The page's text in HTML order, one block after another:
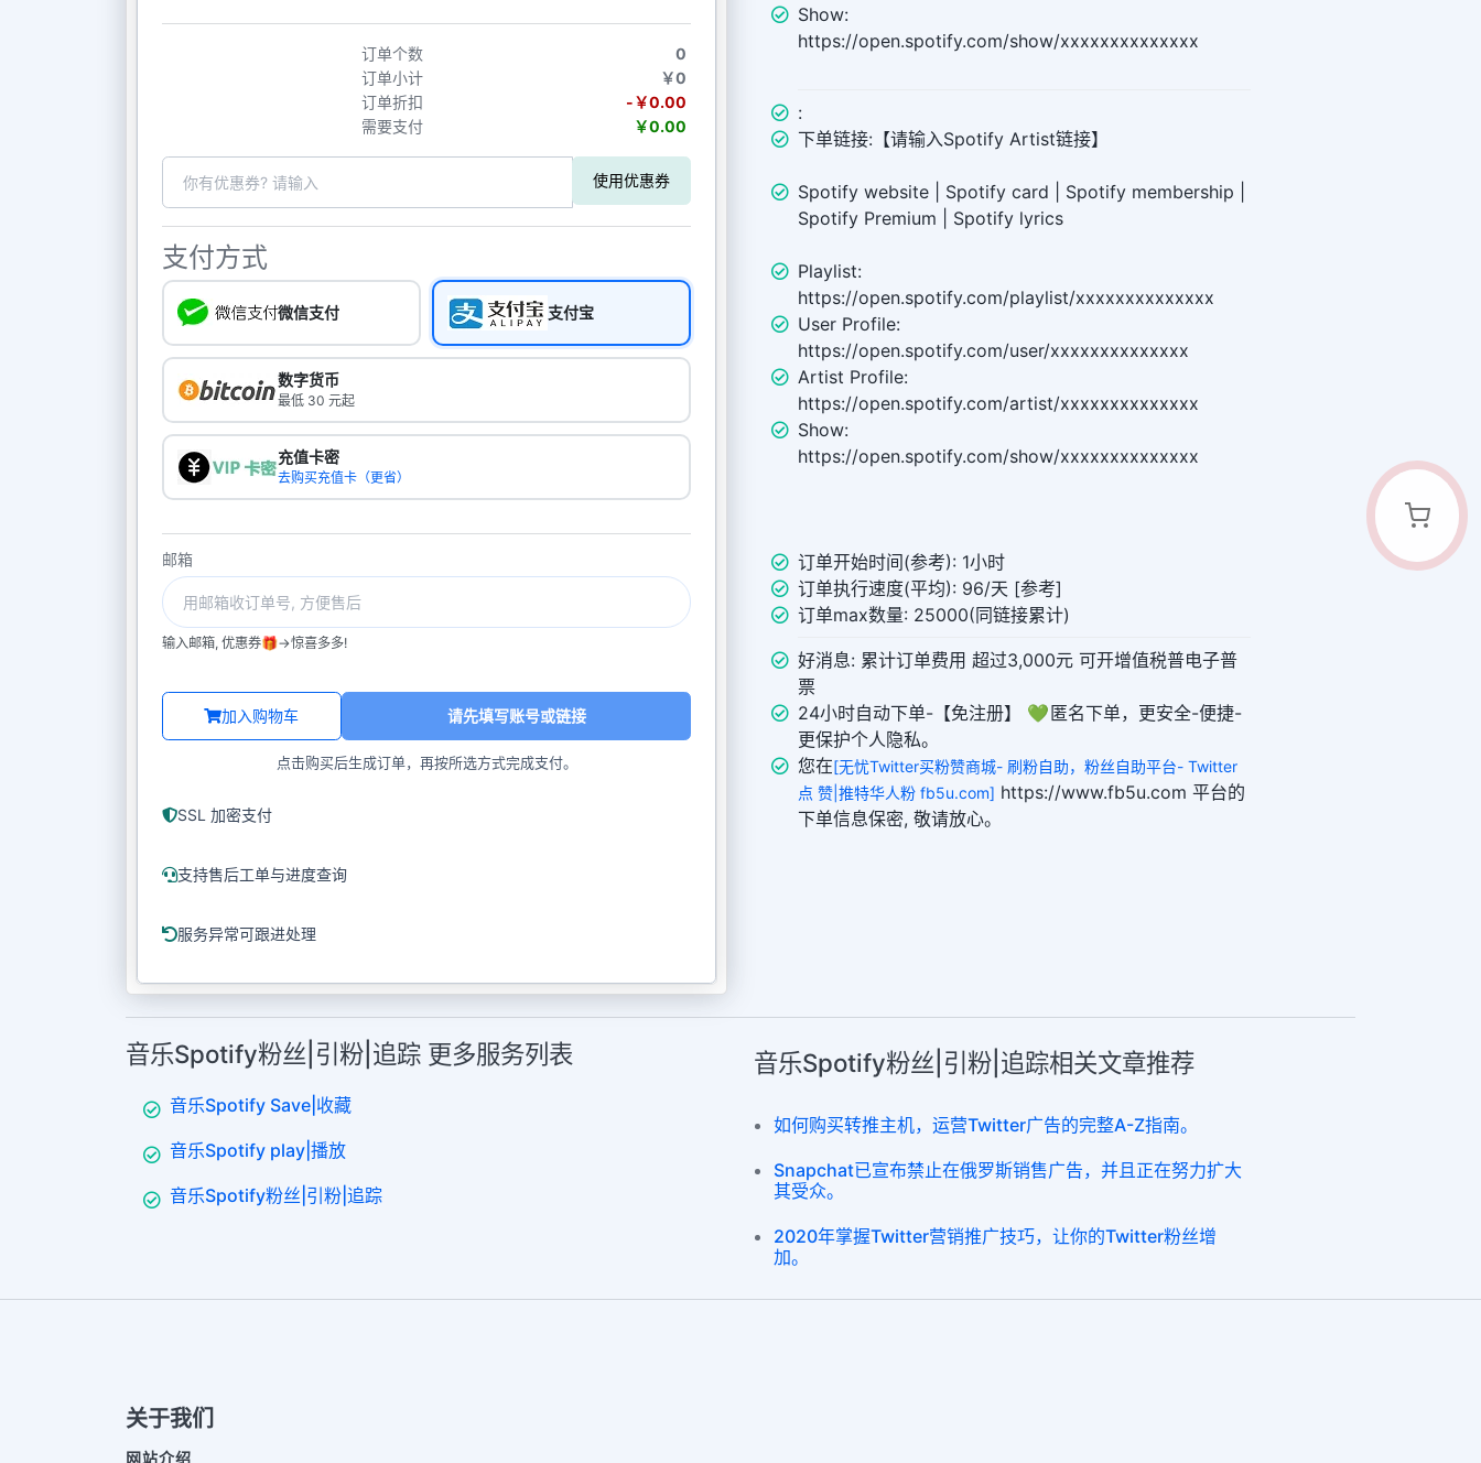
订单个数
0
订单小计
￥0
订单折扣
-￥0.00
需要支付
￥0.00
使用优惠券
支付方式
微信支付 支付宝
数字货币
最低 30 元起
充值卡密
去购买充值卡（更省）
邮箱
输入邮箱, 优惠券🎁->惊喜多多!
加入购物车 请先填写账号或链接
点击购买后生成订单，再按所选方式完成支付。
SSL 加密支付
支持售后工单与进度查询
服务异常可跟进处理
Show:
https://open.spotify.com/show/xxxxxxxxxxxxxx
:
下单链接:【请输入Spotify Artist链接】
Spotify website | Spotify card | Spotify membership |
Spotify Premium | Spotify lyrics
Playlist:
https://open.spotify.com/playlist/xxxxxxxxxxxxxx
User Profile:
https://open.spotify.com/user/xxxxxxxxxxxxxx
Artist Profile:
https://open.spotify.com/artist/xxxxxxxxxxxxxx
Show:
https://open.spotify.com/show/xxxxxxxxxxxxxx
订单开始时间(参考): 1小时
订单执行速度(平均): 96/天 [参考]
订单max数量: 25000(同链接累计)
好消息: 累计订单费用 超过3,000元 可开增值税普电子普
票
24小时自动下单-【免注册】 💚 匿名下单，更安全-便捷-
更保护个人隐私。
您在[无忧Twitter买粉赞商城- 刷粉自助，粉丝自助平台- Twitter
点 赞|推特华人粉 fb5u.com] https://www.fb5u.com 平台的
下单信息保密, 敬请放心。
音乐Spotify粉丝|引粉|追踪 更多服务列表
音乐Spotify Save|收藏
音乐Spotify play|播放
音乐Spotify粉丝|引粉|追踪
音乐Spotify粉丝|引粉|追踪相关文章推荐
如何购买转推主机，运营Twitter广告的完整A-Z指南。
Snapchat已宣布禁止在俄罗斯销售广告，并且正在努力扩大
其受众。
2020年掌握Twitter营销推广技巧，让你的Twitter粉丝增
加。
关于我们
网站介绍